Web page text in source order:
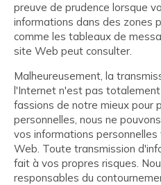
preuve de prudence lorsque
informations dans des zones
comme les tableaux de
site Web peut consulter.
Malheureusement, la
l'Internet n'est pas totalement
fassions de notre mieux pour
personnelles, nous ne
vos informations
Web. Toute transmission
fait à vos propres risques.
responsables du